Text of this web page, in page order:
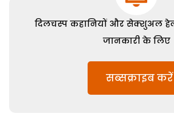
दिलचस्प कहानियों और सेक्शुअल
जानकारी के लिए
सब्सक्राइब करें